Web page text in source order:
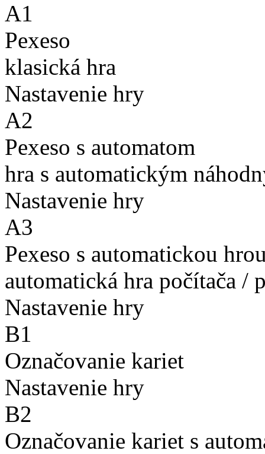
A1
Pexeso
klasická hra
Nastavenie hry
A2
Pexeso s automatom
hra s automatickým
Nastavenie hry
A3
Pexeso s automatickou
automatická hra počítača /
Nastavenie hry
B1
Označovanie kariet
Nastavenie hry
B2
Označovanie kariet s